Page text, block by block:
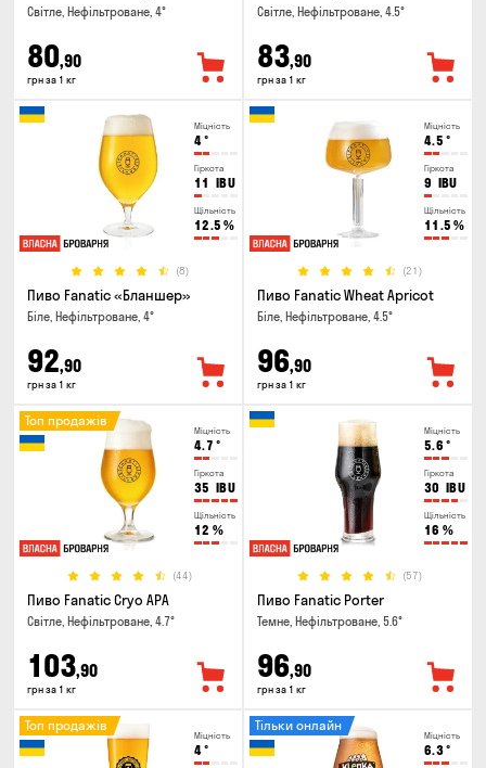
Світле, Нефільтроване, 4°
80,90
грн за 1 кг
Світле, Нефільтроване, 4.5°
83,90
грн за 1 кг
Міцність
4°
Гіркота
11 IBU
Щільність
12.5 %
(8)
Пиво Fanatic «Бланшер»
Біле, Нефільтроване, 4°
92,90
грн за 1 кг
Міцність
4.5 °
Гіркота
9 IBU
Щільність
11.5 %
(21)
Пиво Fanatic Wheat Apricot
Біле, Нефільтроване, 4.5°
96,90
грн за 1 кг
Міцність
4.7 °
Гіркота
35 IBU
Щільність
12 %
(44)
Топ продажів
Пиво Fanatic Cryo APA
Світле, Нефільтроване, 4.7°
103,90
грн за 1 кг
Міцність
5.6 °
Гіркота
30 IBU
Щільність
16 %
(57)
Пиво Fanatic Porter
Темне, Нефільтроване, 5.6°
96,90
грн за 1 кг
Міцність
4°
Топ продажів
Міцність
6.3°
Тільки онлайн